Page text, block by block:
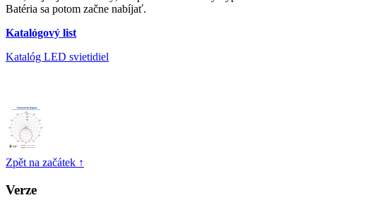
Batéria sa potom začne nabíjať.
Katalógový list
Katalóg LED svietidiel
Zpět na začátek ↑
Verze